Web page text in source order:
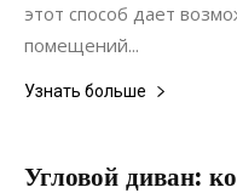
этот способ дает
помещений...
Узнать больше
Угловой диван: